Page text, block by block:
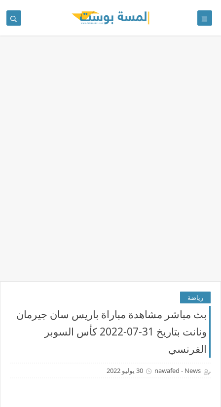
رياضة
بث مباشر مشاهدة مباراة باريس سان جيرمان
ونانت بتاريخ 31-07-2022 كأس السوبر
الفرنسي
nawafed - News 30 يوليو 2022